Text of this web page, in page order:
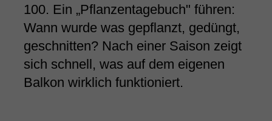
100. Ein „Pflanzentagebuch" führen:
Wann wurde was gepflanzt, gedüngt,
geschnitten? Nach einer Saison zeigt
sich schnell, was auf dem eigenen
Balkon wirklich funktioniert.